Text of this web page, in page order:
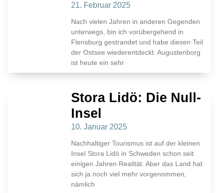
21. Februar 2025
Nach vielen Jahren in anderen Gegenden
unterwegs, bin ich vorübergehend in
Flensburg gestrandet und habe diesen Teil
der Ostsee wiederentdeckt. Augustenborg
ist heute ein sehr
Stora Lidö: Die Null-
Insel
10. Januar 2025
Nachhaltiger Tourismus ist auf der kleinen
Insel Stora Lidö in Schweden schon seit
einigen Jahren Realität. Aber das Land hat
sich ja noch viel mehr vorgenommen,
nämlich